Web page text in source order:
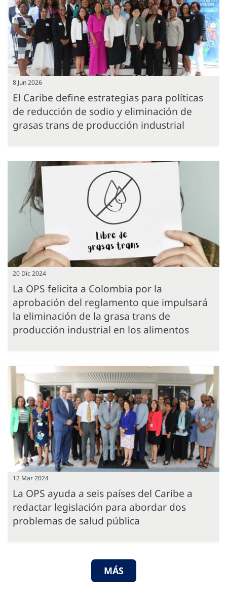
8 Jun 2026
El Caribe define estrategias para políticas
de reducción de sodio y eliminación de
grasas trans de producción industrial
20 Dic 2024
La OPS felicita a Colombia por la
aprobación del reglamento que impulsará
la eliminación de la grasa trans de
producción industrial en los alimentos
12 Mar 2024
La OPS ayuda a seis países del Caribe a
redactar legislación para abordar dos
problemas de salud pública
MÁS